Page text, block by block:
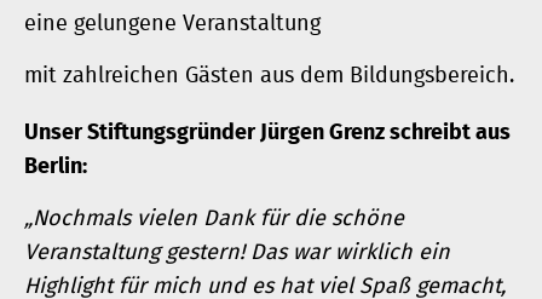
eine gelungene Veranstaltung
mit zahlreichen Gästen aus dem Bildungsbereich.
Unser Stiftungsgründer Jürgen Grenz schreibt aus
Berlin:
„Nochmals vielen Dank für die schöne
Veranstaltung gestern! Das war wirklich ein
Highlight für mich und es hat viel Spaß gemacht,